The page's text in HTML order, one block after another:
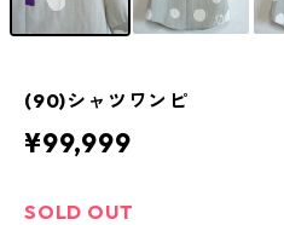
(90)シャツワンピ
¥99,999
SOLD OUT